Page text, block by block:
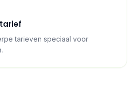
tarieven speciaal voor